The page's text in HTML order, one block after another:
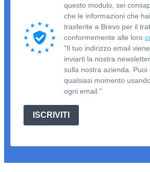
questo modulo, sei
che le informazioni che
trasferite a Brevo per il
conformemente alle loro
"Il tuo indirizzo email
inviarti la nostra
sulla nostra azienda. Puoi
qualsiasi momento
ogni email."
ISCRIVITI